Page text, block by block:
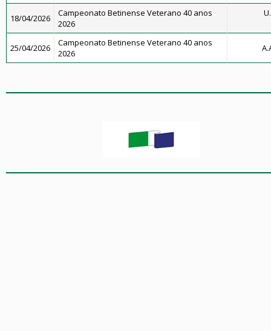
18/04/2026
Campeonato Betinense Veterano 40 anos
2026
25/04/2026
Campeonato Betinense Veterano 40 anos
2026